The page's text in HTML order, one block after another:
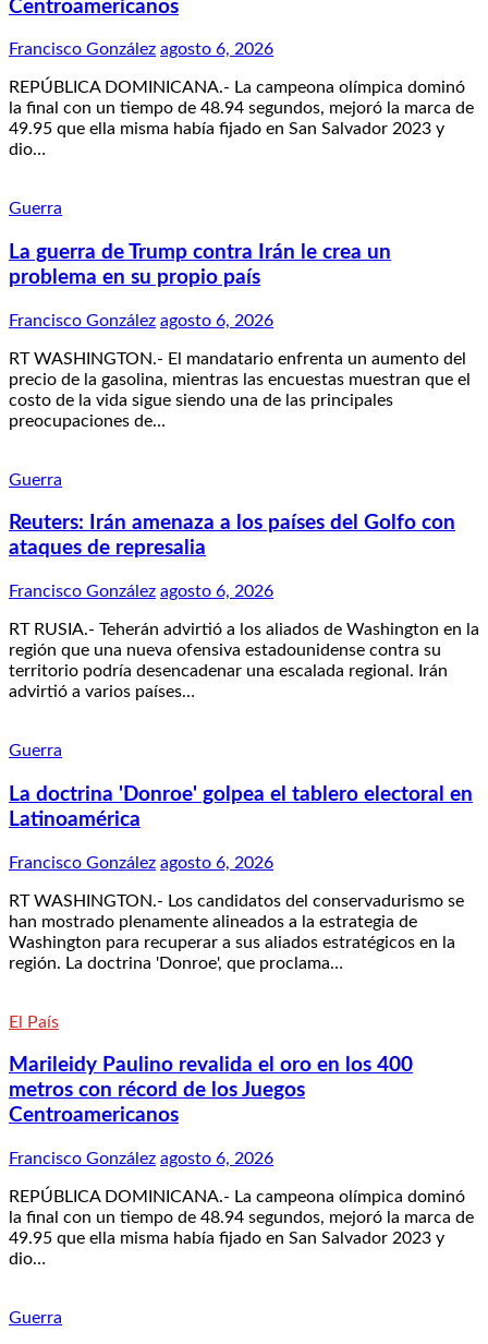
Centroamericanos
Francisco González agosto 6, 2026
REPÚBLICA DOMINICANA.- La campeona olímpica dominó
la final con un tiempo de 48.94 segundos, mejoró la marca de
49.95 que ella misma había fijado en San Salvador 2023 y
dio…
Guerra
La guerra de Trump contra Irán le crea un
problema en su propio país
Francisco González agosto 6, 2026
RT WASHINGTON.- El mandatario enfrenta un aumento del
precio de la gasolina, mientras las encuestas muestran que el
costo de la vida sigue siendo una de las principales
preocupaciones de…
Guerra
Reuters: Irán amenaza a los países del Golfo con
ataques de represalia
Francisco González agosto 6, 2026
RT RUSIA.- Teherán advirtió a los aliados de Washington en la
región que una nueva ofensiva estadounidense contra su
territorio podría desencadenar una escalada regional. Irán
advirtió a varios países…
Guerra
La doctrina 'Donroe' golpea el tablero electoral en
Latinoamérica
Francisco González agosto 6, 2026
RT WASHINGTON.- Los candidatos del conservadurismo se
han mostrado plenamente alineados a la estrategia de
Washington para recuperar a sus aliados estratégicos en la
región. La doctrina 'Donroe', que proclama…
El País
Marileidy Paulino revalida el oro en los 400
metros con récord de los Juegos
Centroamericanos
Francisco González agosto 6, 2026
REPÚBLICA DOMINICANA.- La campeona olímpica dominó
la final con un tiempo de 48.94 segundos, mejoró la marca de
49.95 que ella misma había fijado en San Salvador 2023 y
dio…
Guerra